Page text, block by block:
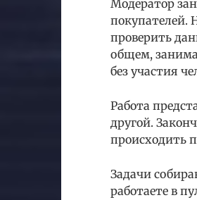
Модератор
покупателей.
проверить
общем,
без участия
Работа
другой.
происходить
Задачи
работаете в